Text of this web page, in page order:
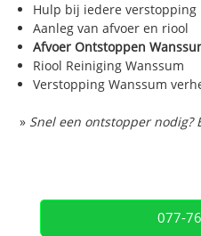
Hulp bij iedere verstopping
Aanleg van afvoer en riool
Afvoer Ontstoppen
Riool Reiniging Wanssum
Verstopping Wanssum
» Snel een ontstopper nodig?
077-